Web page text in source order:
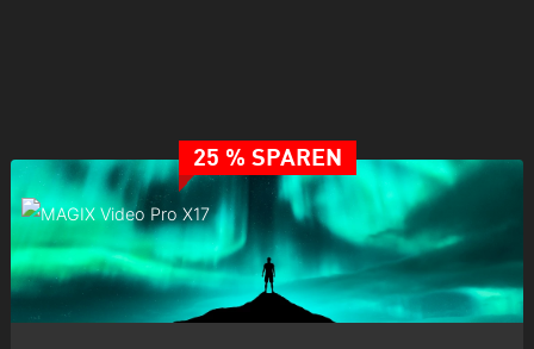
25 % SPAREN